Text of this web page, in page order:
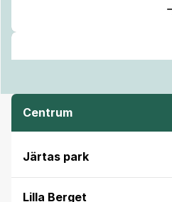
Centrum
Järtas park
Lilla Berget